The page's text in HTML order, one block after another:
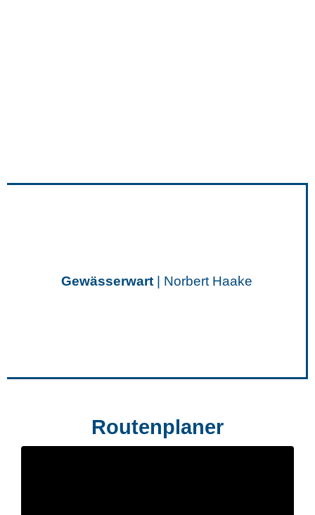
Gewässerwart| Norbert Haake
Routenplaner